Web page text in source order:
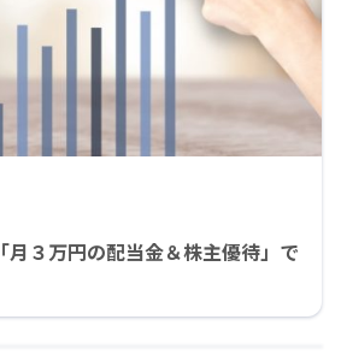
月３万円の配当金＆株主優待」で